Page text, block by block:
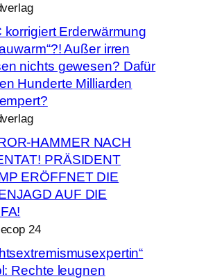
korrigiert Erderwärmung
Außer irren
nichts gewesen? Dafür
Hunderte Milliarden
HAMMER NACH
PRÄSIDENT
ERÖFFNET DIE
AUF DIE
24
Rechte leugnen